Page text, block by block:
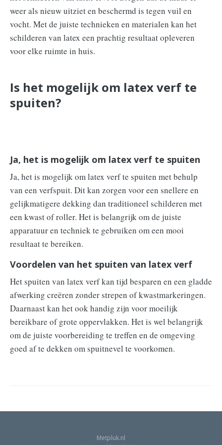
weer als nieuw uitziet en beschermd is tegen vuil en
vocht. Met de juiste technieken en materialen kan het
schilderen van latex een prachtig resultaat opleveren
voor elke ruimte in huis.
Is het mogelijk om latex verf te
spuiten?
Ja, het is mogelijk om latex verf te spuiten
Ja, het is mogelijk om latex verf te spuiten met behulp
van een verfspuit. Dit kan zorgen voor een snellere en
gelijkmatigere dekking dan traditioneel schilderen met
een kwast of roller. Het is belangrijk om de juiste
apparatuur en techniek te gebruiken om een mooi
resultaat te bereiken.
Voordelen van het spuiten van latex verf
Het spuiten van latex verf kan tijd besparen en een gladde
afwerking creëren zonder strepen of kwastmarkeringen.
Daarnaast kan het ook handig zijn voor moeilijk
bereikbare of grote oppervlakken. Het is wel belangrijk
om de juiste voorbereiding te treffen en de omgeving
goed af te dekken om spuitnevel te voorkomen.
Metpluk.nl